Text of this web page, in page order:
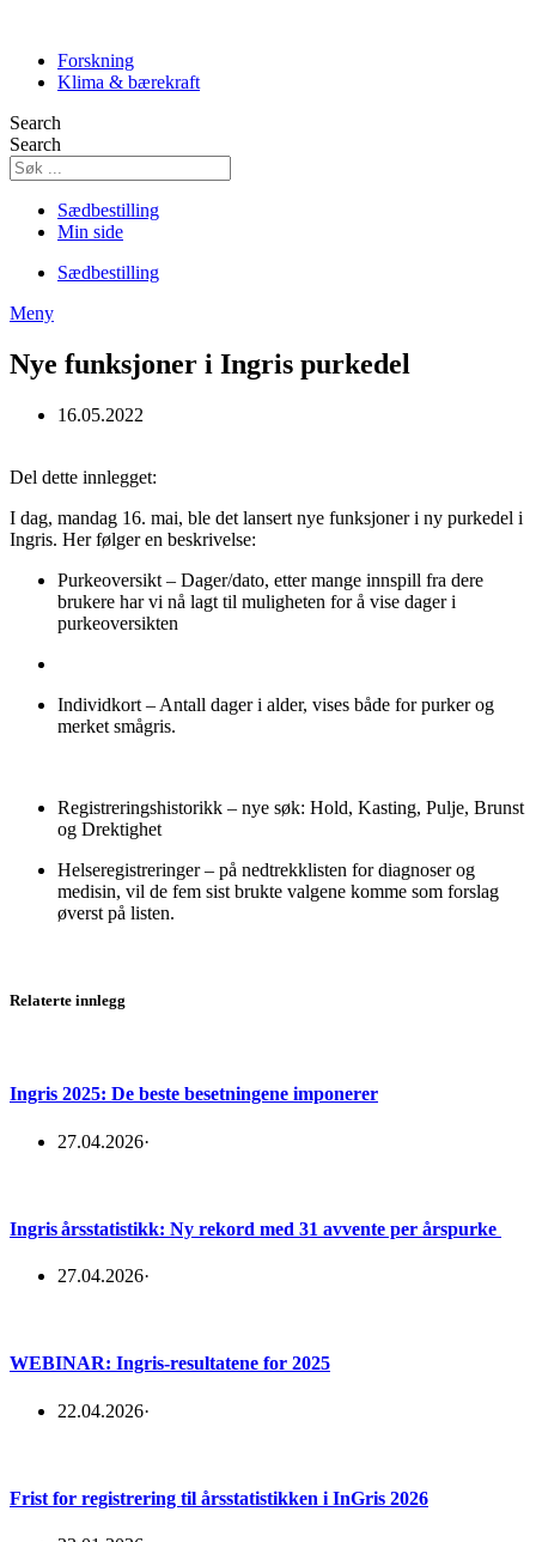
contentForskning
Klima & bærekraft
Search
Search
Sædbestilling
Min side
Sædbestilling
Meny
Nye funksjoner i Ingris purkedel
16.05.2022
Del dette innlegget:
I dag, mandag 16. mai, ble det lansert nye funksjoner i ny purkedel i
Ingris. Her følger en beskrivelse:
Purkeoversikt – Dager/dato, etter mange innspill fra dere
brukere har vi nå lagt til muligheten for å vise dager i
purkeoversikten
Individkort – Antall dager i alder, vises både for purker og
merket smågris.
Registreringshistorikk – nye søk: Hold, Kasting, Pulje, Brunst
og Drektighet
Helseregistreringer – på nedtrekklisten for diagnoser og
medisin, vil de fem sist brukte valgene komme som forslag
øverst på listen.
Relaterte innlegg
Ingris 2025: De beste besetningene imponerer
27.04.2026·
Ingris årsstatistikk: Ny rekord med 31 avvente per årspurke
27.04.2026·
WEBINAR: Ingris-resultatene for 2025
22.04.2026·
Frist for registrering til årsstatistikken i InGris 2026